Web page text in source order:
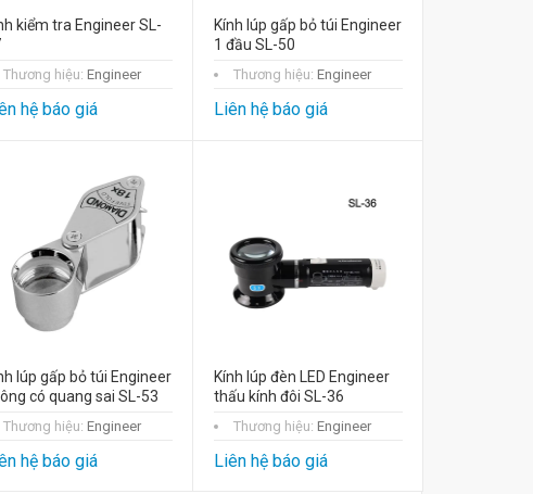
kiểm tra Engineer SL-
Thương hiệu: Engineer
hệ báo giá
Kính lúp gấp bỏ túi Engineer
1 đầu SL-50
Thương hiệu: Engineer
Liên hệ báo giá
lúp gấp bỏ túi Engineer
có quang sai SL-53
Thương hiệu: Engineer
hệ báo giá
Kính lúp đèn LED Engineer
thấu kính đôi SL-36
Thương hiệu: Engineer
Liên hệ báo giá